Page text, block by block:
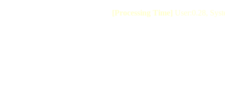
[Processing Time] User:0.28,